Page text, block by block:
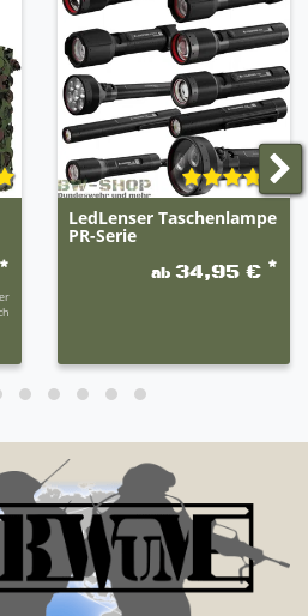
*
LedLenser Taschenlampe
PR-Serie
ab 34,95 € *